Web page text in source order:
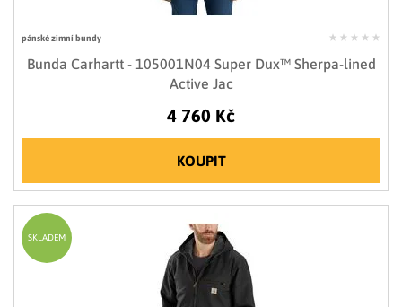
pánské zimní bundy
Bunda Carhartt - 105001N04 Super Dux™ Sherpa-lined
Active Jac
4 760 Kč
KOUPIT
SKLADEM